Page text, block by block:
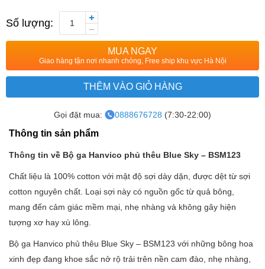
Số lượng: 1
MUA NGAY
Giao hàng tận nơi nhanh chóng, Free ship khu vực Hà Nội
THÊM VÀO GIỎ HÀNG
Gọi đặt mua: 0888676728 (7:30-22:00)
Thông tin sản phẩm
Thông tin về Bộ ga Hanvico phủ thêu Blue Sky – BSM123
Chất liệu là 100% cotton với mật độ sợi dày dặn, được dệt từ sợi
cotton nguyên chất. Loại sợi này có nguồn gốc từ quả bông,
mang đến cảm giác mềm mại, nhẹ nhàng và không gây hiện
tượng xơ hay xù lông.
Bộ ga Hanvico phủ thêu Blue Sky – BSM123 với những bông hoa
xinh đẹp đang khoe sắc nở rộ trải trên nền cam đào, nhẹ nhàng,